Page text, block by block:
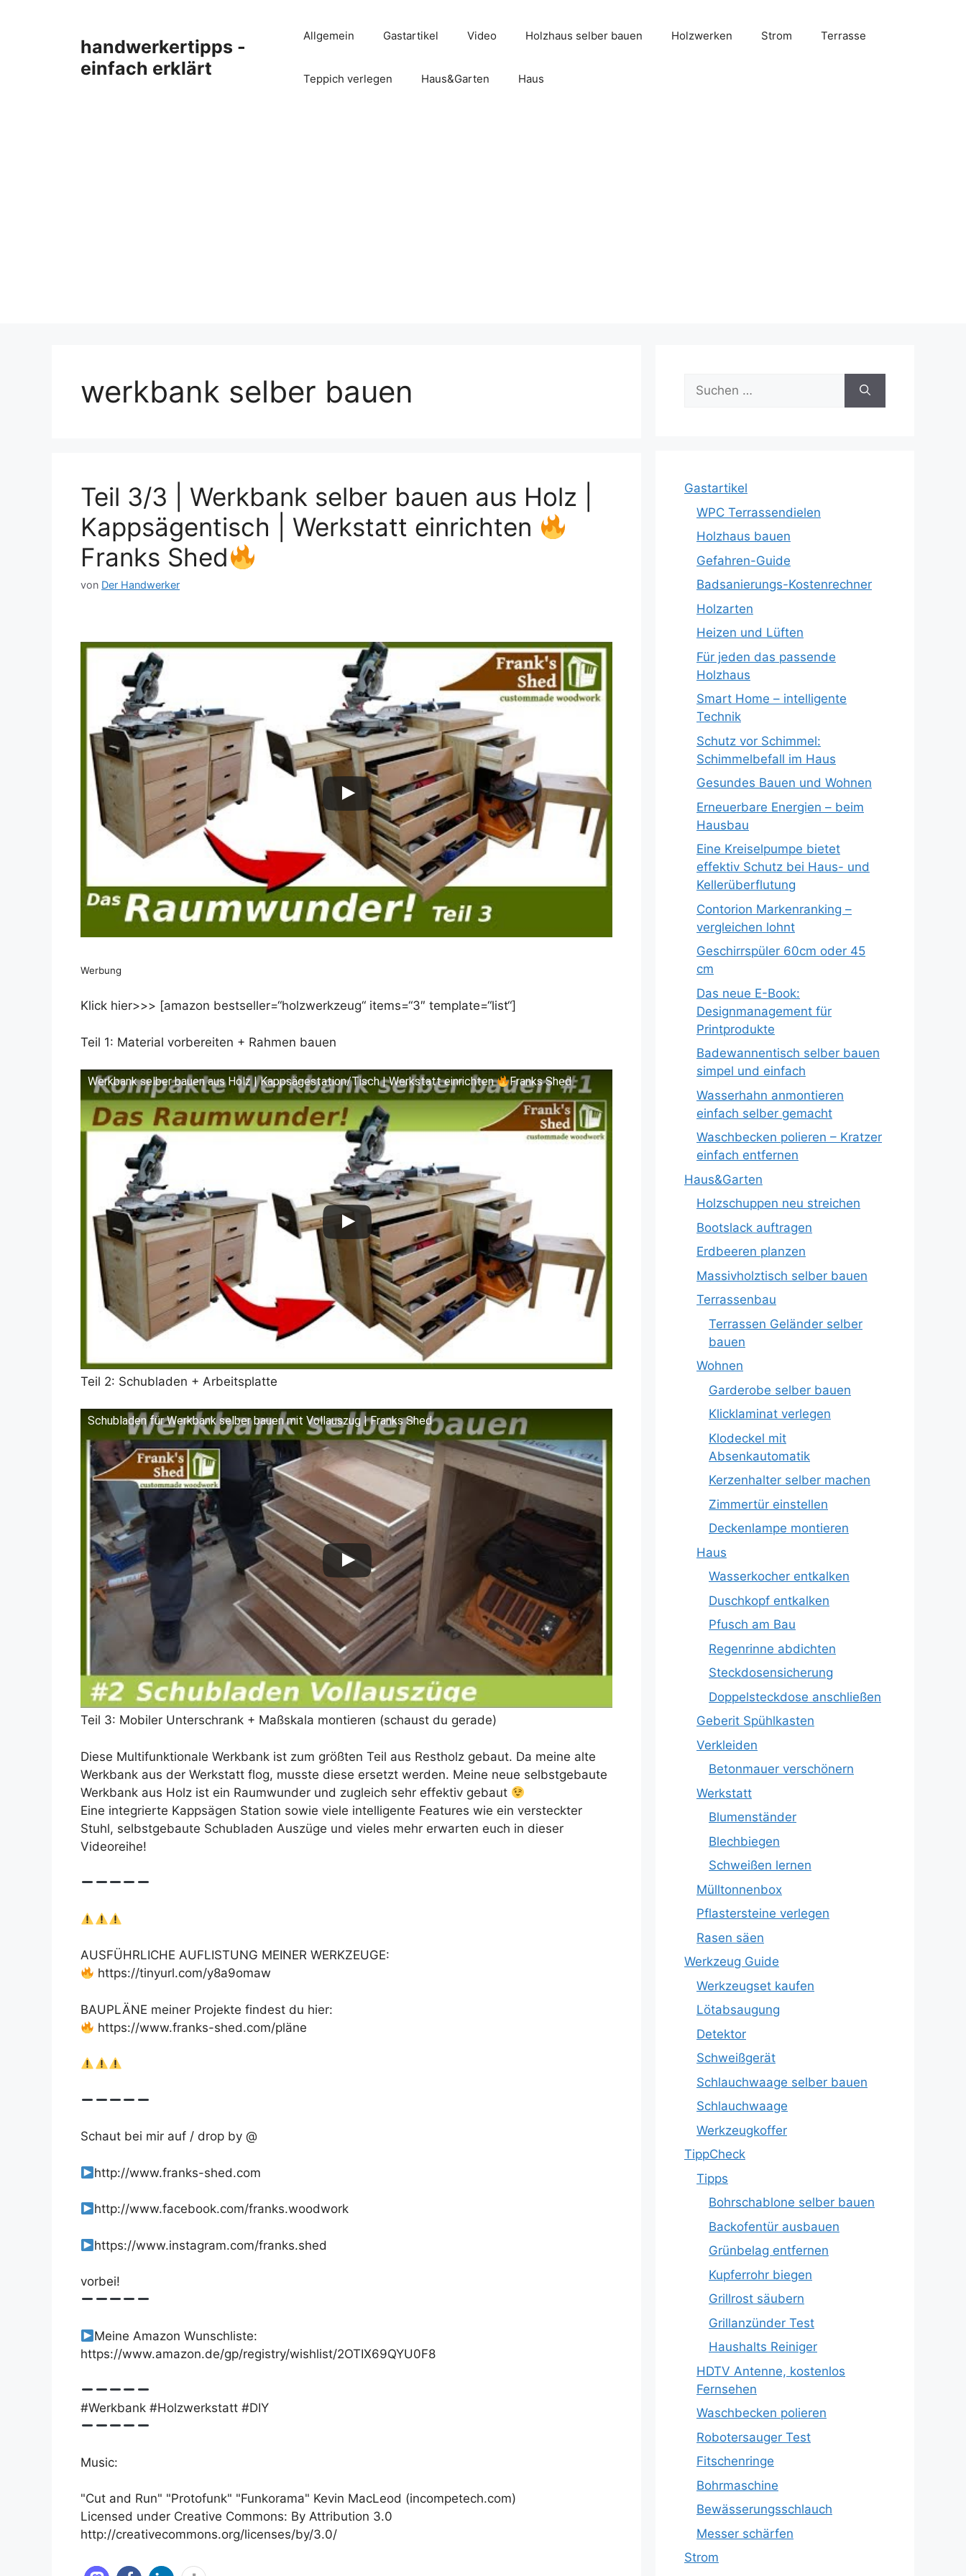
handwerkertipps -
einfach erklärt
Allgemein Gastartikel Video Holzhaus selber bauen Holzwerken Strom Terrasse
Teppich verlegen Haus&Garten Haus
werkbank selber bauen
Teil 3/3 | Werkbank selber bauen aus Holz |
Kappsägentisch | Werkstatt einrichten
Franks Shed
von Der Handwerker
Dieses Video auf YouTube ansehen
Werbung
Klick hier>>> [amazon bestseller=“holzwerkzeug“ items=“3″ template=“list“]
Teil 1: Material vorbereiten + Rahmen bauen
Werkbank selber bauen aus Holz | Kappsägestation/Tisch | Werkstatt einrichten Franks Shed
Dieses Video auf YouTube ansehen
Teil 2: Schubladen + Arbeitsplatte
Schubladen für Werkbank selber bauen mit Vollauszug | Franks Shed
Dieses Video auf YouTube ansehen
Teil 3: Mobiler Unterschrank + Maßskala montieren (schaust du gerade)
Diese Multifunktionale Werkbank ist zum größten Teil aus Restholz gebaut. Da meine alte
Werkbank aus der Werkstatt flog, musste diese ersetzt werden. Meine neue selbstgebaute
Werkbank aus Holz ist ein Raumwunder und zugleich sehr effektiv gebaut
Eine integrierte Kappsägen Station sowie viele intelligente Features wie ein versteckter
Stuhl, selbstgebaute Schubladen Auszüge und vieles mehr erwarten euch in dieser
Videoreihe!
AUSFÜHRLICHE AUFLISTUNG MEINER WERKZEUGE:
https://tinyurl.com/y8a9omaw
BAUPLÄNE meiner Projekte findest du hier:
https://www.franks-shed.com/pläne
Schaut bei mir auf / drop by @
http://www.franks-shed.com
http://www.facebook.com/franks.woodwork
https://www.instagram.com/franks.shed
vorbei!
Meine Amazon Wunschliste:
https://www.amazon.de/gp/registry/wishlist/2OTIX69QYU0F8
#Werkbank #Holzwerkstatt #DIY
Music:
"Cut and Run" "Protofunk" "Funkorama" Kevin MacLeod (incompetech.com)
Licensed under Creative Commons: By Attribution 3.0
http://creativecommons.org/licenses/by/3.0/
Suche
nach:
Gastartikel
WPC Terrassendielen
Holzhaus bauen
Gefahren-Guide
Badsanierungs-Kostenrechner
Holzarten
Heizen und Lüften
Für jeden das passende
Holzhaus
Smart Home – intelligente
Technik
Schutz vor Schimmel:
Schimmelbefall im Haus
Gesundes Bauen und Wohnen
Erneuerbare Energien – beim
Hausbau
Eine Kreiselpumpe bietet
effektiv Schutz bei Haus- und
Kellerüberflutung
Contorion Markenranking –
vergleichen lohnt
Geschirrspüler 60cm oder 45
cm
Das neue E-Book:
Designmanagement für
Printprodukte
Badewannentisch selber bauen
simpel und einfach
Wasserhahn anmontieren
einfach selber gemacht
Waschbecken polieren – Kratzer
einfach entfernen
Haus&Garten
Holzschuppen neu streichen
Bootslack auftragen
Erdbeeren planzen
Massivholztisch selber bauen
Terrassenbau
Terrassen Geländer selber
bauen
Wohnen
Garderobe selber bauen
Klicklaminat verlegen
Klodeckel mit
Absenkautomatik
Kerzenhalter selber machen
Zimmertür einstellen
Deckenlampe montieren
Haus
Wasserkocher entkalken
Duschkopf entkalken
Pfusch am Bau
Regenrinne abdichten
Steckdosensicherung
Doppelsteckdose anschließen
Geberit Spühlkasten
Verkleiden
Betonmauer verschönern
Werkstatt
Blumenständer
Blechbiegen
Schweißen lernen
Mülltonnenbox
Pflastersteine verlegen
Rasen säen
Werkzeug Guide
Werkzeugset kaufen
Lötabsaugung
Detektor
Schweißgerät
Schlauchwaage selber bauen
Schlauchwaage
Werkzeugkoffer
TippCheck
Tipps
Bohrschablone selber bauen
Backofentür ausbauen
Grünbelag entfernen
Kupferrohr biegen
Grillrost säubern
Grillanzünder Test
Haushalts Reiniger
HDTV Antenne, kostenlos
Fernsehen
Waschbecken polieren
Robotersauger Test
Fitschenringe
Bohrmaschine
Bewässerungsschlauch
Messer schärfen
Strom